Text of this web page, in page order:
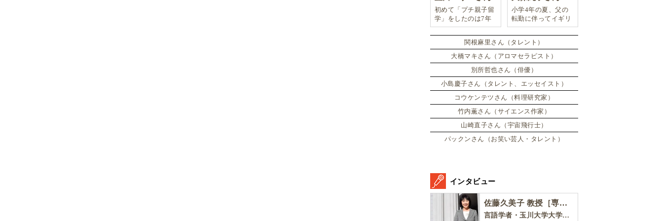
初めて「プチ親子留
学」をしたのは7年
前。娘は2週間ロン
ドンのサマースクー
ルに通い、英語劇に
挑戦したり、
小学4年の夏、父の
転勤に伴ってイギリ
スに引っ越した。
関根麻里さん（タレント）
大橋マキさん（アロマセラピスト）
別所哲也さん（俳優）
小島慶子さん（タレント、エッセイスト）
コウケンテツさん（料理研究家）
竹内薫さん（サイエンス作家）
山崎直子さん（宇宙飛行士）
パックンさん（お笑い芸人・タレント）
インタビュー
佐藤久美子 教授［専門家インタビュー］
言語学者・玉川大学大学院教育学研究科 教授・NHK「えいごであそぼ」総合指導